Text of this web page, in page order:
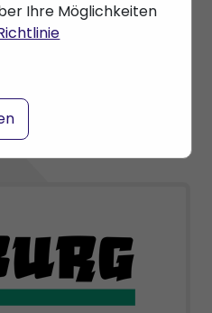
Ihre Möglichkeiten